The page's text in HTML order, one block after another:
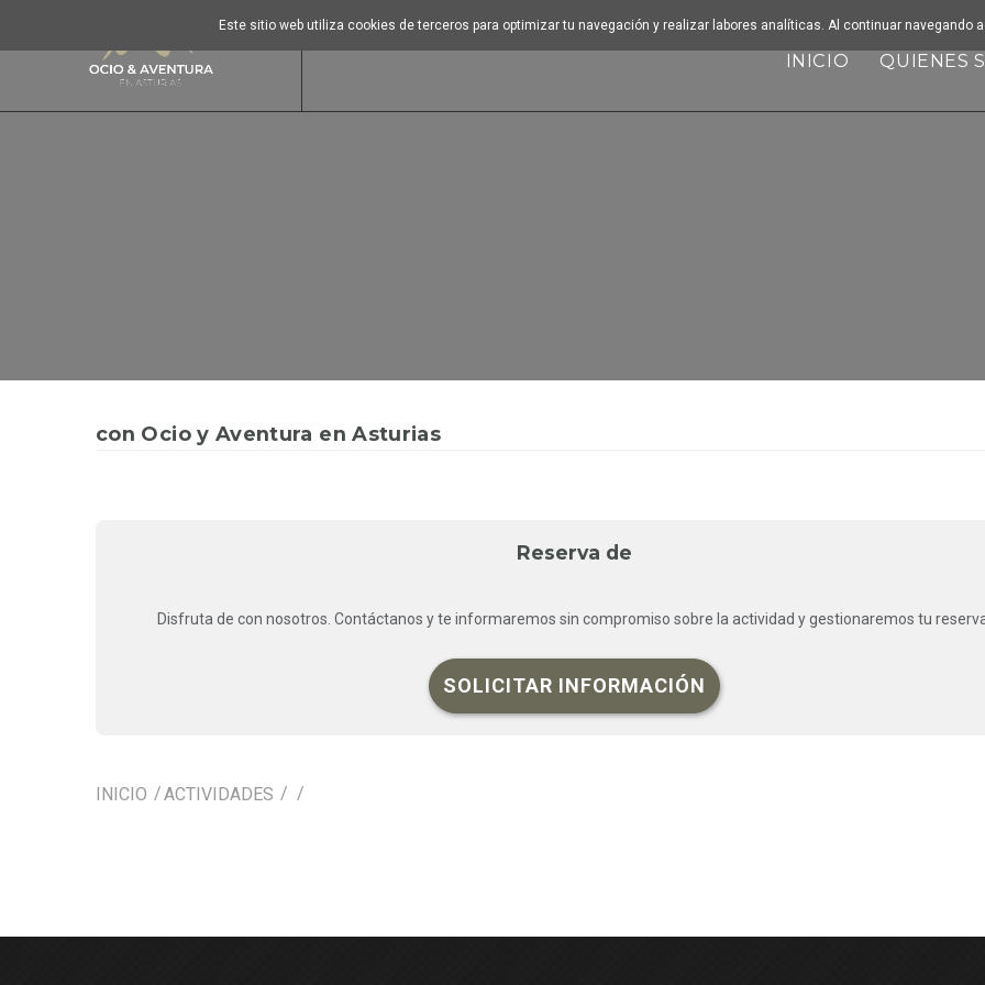
INICIO QUIENES
Este sitio web utiliza cookies de terceros para optimizar tu navegación y realizar labores analíticas. Al continuar navegando
con Ocio y Aventura en Asturias
Reserva de
Disfruta de con nosotros. Contáctanos y te informaremos sin compromiso sobre la actividad y gestionaremos tu
SOLICITAR INFORMACIÓN
INICIO ACTIVIDADES